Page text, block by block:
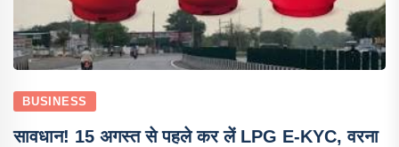
BUSINESS
सावधान! 15 अगस्त से पहले कर लें LPG E-KYC, वरना